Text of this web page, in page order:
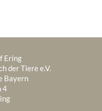
Ering
der Tiere e.V.
Bayern
4